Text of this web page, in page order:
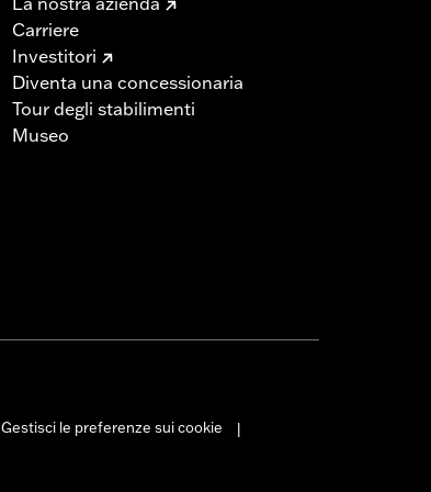
Carriere
Investitori
Diventa una concessionaria
Tour degli stabilimenti
Museo
Gestisci le preferenze sui cookie